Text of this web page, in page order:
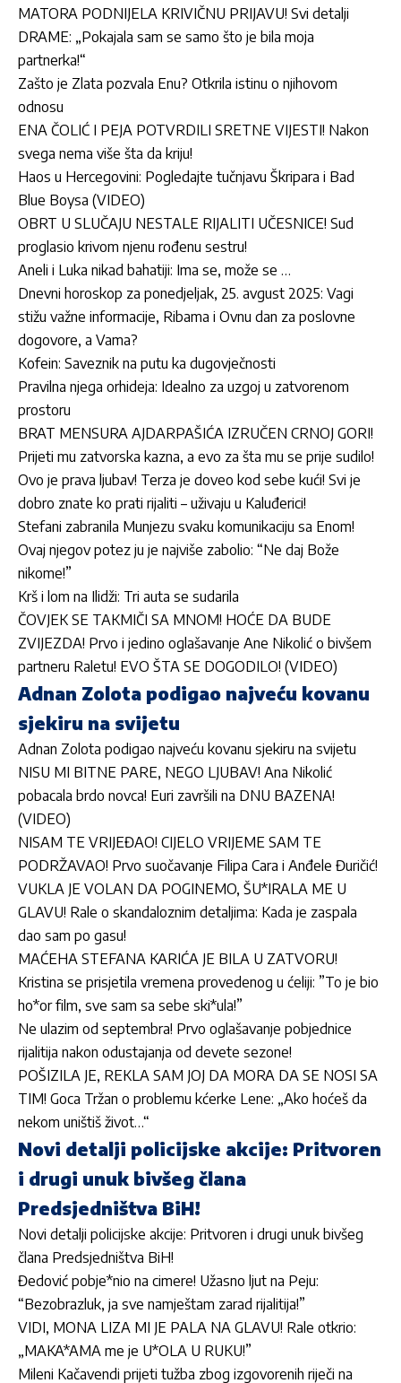
MATORA PODNIJELA KRIVIČNU PRIJAVU! Svi detalji
DRAME: „Pokajala sam se samo što je bila moja
partnerka!“
Zašto je Zlata pozvala Enu? Otkrila istinu o njihovom
odnosu
ENA ČOLIĆ I PEJA POTVRDILI SRETNE VIJESTI! Nakon
svega nema više šta da kriju!
Haos u Hercegovini: Pogledajte tučnjavu Škripara i Bad
Blue Boysa (VIDEO)
OBRT U SLUČAJU NESTALE RIJALITI UČESNICE! Sud
proglasio krivom njenu rođenu sestru!
Aneli i Luka nikad bahatiji: Ima se, može se …
Dnevni horoskop za ponedjeljak, 25. avgust 2025: Vagi
stižu važne informacije, Ribama i Ovnu dan za poslovne
dogovore, a Vama?
Kofein: Saveznik na putu ka dugovječnosti
Pravilna njega orhideja: Idealno za uzgoj u zatvorenom
prostoru
BRAT MENSURA AJDARPAŠIĆA IZRUČEN CRNOJ GORI!
Prijeti mu zatvorska kazna, a evo za šta mu se prije sudilo!
Ovo je prava ljubav! Terza je doveo kod sebe kući! Svi je
dobro znate ko prati rijaliti – uživaju u Kaluđerici!
Stefani zabranila Munjezu svaku komunikaciju sa Enom!
Ovaj njegov potez ju je najviše zabolio: “Ne daj Bože
nikome!”
Krš i lom na Ilidži: Tri auta se sudarila
ČOVJEK SE TAKMIČI SA MNOM! HOĆE DA BUDE
ZVIJEZDA! Prvo i jedino oglašavanje Ane Nikolić o bivšem
partneru Raletu! EVO ŠTA SE DOGODILO! (VIDEO)
Adnan Zolota podigao najveću kovanu
sjekiru na svijetu
Adnan Zolota podigao najveću kovanu sjekiru na svijetu
NISU MI BITNE PARE, NEGO LJUBAV! Ana Nikolić
pobacala brdo novca! Euri završili na DNU BAZENA!
(VIDEO)
NISAM TE VRIJEĐAO! CIJELO VRIJEME SAM TE
PODRŽAVAO! Prvo suočavanje Filipa Cara i Anđele Đuričić!
VUKLA JE VOLAN DA POGINEMO, ŠU*IRALA ME U
GLAVU! Rale o skandaloznim detaljima: Kada je zaspala
dao sam po gasu!
MAĆEHA STEFANA KARIĆA JE BILA U ZATVORU!
Kristina se prisjetila vremena provedenog u ćeliji: ”To je bio
ho*or film, sve sam sa sebe ski*ula!”
Ne ulazim od septembra! Prvo oglašavanje pobjednice
rijalitija nakon odustajanja od devete sezone!
POŠIZILA JE, REKLA SAM JOJ DA MORA DA SE NOSI SA
TIM! Goca Tržan o problemu kćerke Lene: „Ako hoćeš da
nekom uništiš život…“
Novi detalji policijske akcije: Pritvoren
i drugi unuk bivšeg člana
Predsjedništva BiH!
Novi detalji policijske akcije: Pritvoren i drugi unuk bivšeg
člana Predsjedništva BiH!
Đedović pobje*nio na cimere! Užasno ljut na Peju:
“Bezobrazluk, ja sve namještam zarad rijalitija!”
VIDI, MONA LIZA MI JE PALA NA GLAVU! Rale otkrio:
„MAKA*AMA me je U*OLA U RUKU!”
Mileni Kačavendi prijeti tužba zbog izgovorenih riječi na